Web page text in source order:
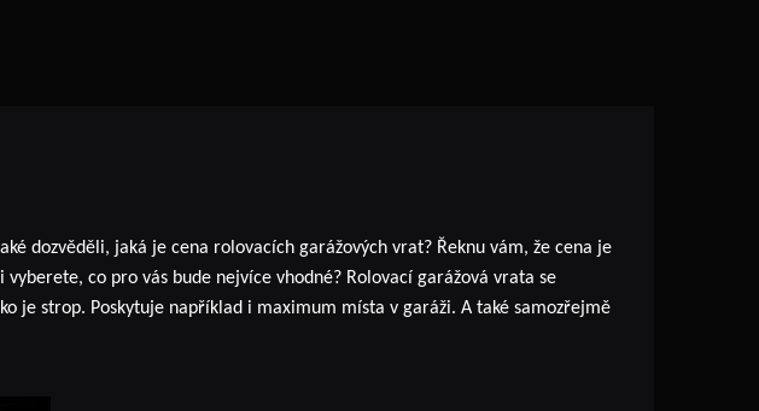
dozvěděli, jaká je cena rolovacích garážových vrat? Řeknu vám, že cena je
co pro vás bude nejvíce vhodné? Rolovací garážová vrata se
je strop. Poskytuje například i maximum místa v garáži. A také samozřejmě